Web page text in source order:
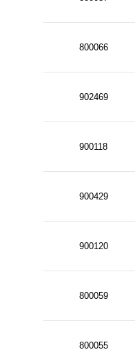
800066
902469
900118
900429
900120
800059
800055